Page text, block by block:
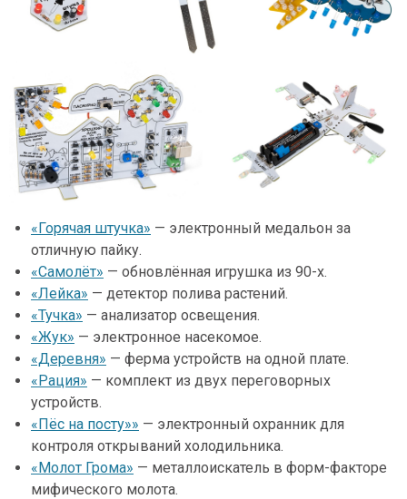
«Горячая штучка» — электронный медальон за
отличную пайку.
«Самолёт» — обновлённая игрушка из 90-х.
«Лейка» — детектор полива растений.
«Тучка» — анализатор освещения.
«Жук» — электронное насекомое.
«Деревня» — ферма устройств на одной плате.
«Рация» — комплект из двух переговорных
устройств.
«Пёс на посту»» — электронный охранник для
контроля открываний холодильника.
«Молот Грома» — металлоискатель в форм-факторе
мифического молота.